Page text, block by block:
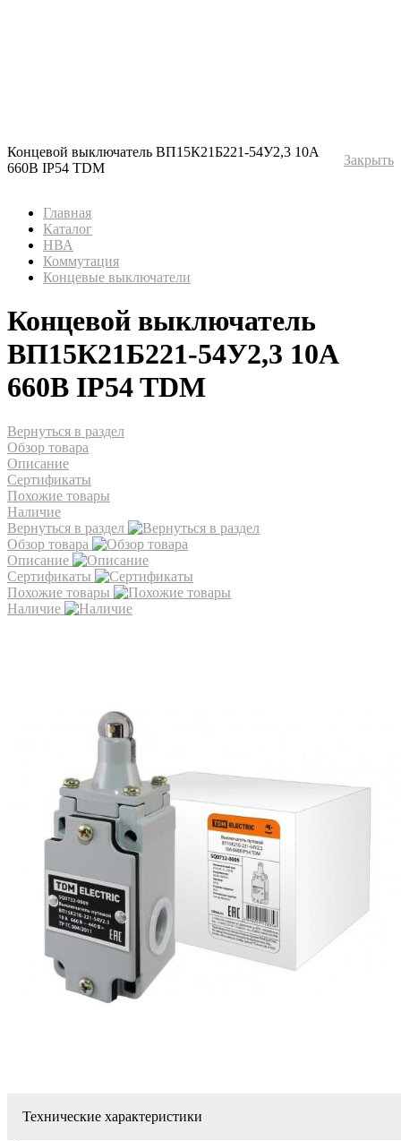
Концевой выключатель ВП15К21Б221-54У2,3 10А
660В IP54 TDM
Закрыть
Главная
Каталог
НВА
Коммутация
Концевые выключатели
Концевой выключатель
ВП15К21Б221-54У2,3 10А
660В IP54 TDM
Вернуться в раздел
Обзор товара
Описание
Сертификаты
Похожие товары
Наличие
Вернуться в раздел
Обзор товара
Описание
Сертификаты
Похожие товары
Наличие
Технические характеристики